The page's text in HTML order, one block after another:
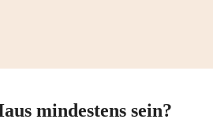
mindestens sein?